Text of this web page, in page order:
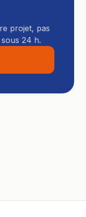
projet, pas
24 h.